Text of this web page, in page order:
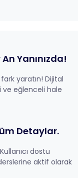
Yanınızda!
yaratın! Dijital
ve eğlenceli hale
Detaylar.
dostu
aktif olarak